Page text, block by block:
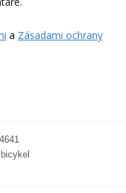
a Zásadami ochrany